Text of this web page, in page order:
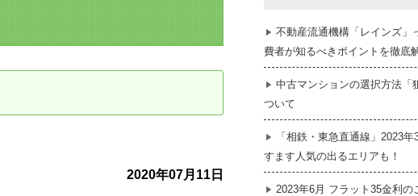
不動産売却成功のコツ 任意売却
売買契約のご締結
る仕組み リニュアル仲介で実現する豊かな暮らし はじめての物件探し
2020年07月11日
不動産流通機構「レインズ」
費者が知るべきポイントを徹底
中古マンションの選択方法「
ついて
「相鉄・東急直通線」2023
すます人気の出るエリアも！
2023年6月 フラット35金利の